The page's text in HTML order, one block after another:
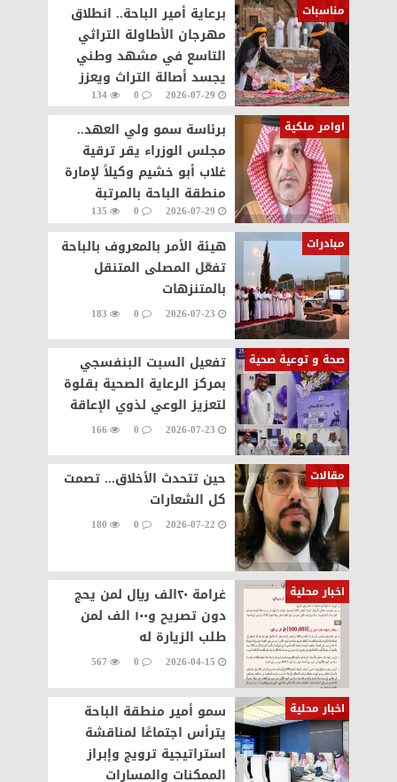
مناسبات
برعاية أمير الباحة.. انطلاق
مهرجان الأطاولة التراثي
التاسع في مشهد وطني
يجسد أصالة التراث ويعزز
الحراك السياحي
2026-07-29
0
134
اوامر ملكية
برئاسة سمو ولي العهد..
مجلس الوزراء يقر ترقية
غلاب أبو خشيم وكيلاً لإمارة
منطقة الباحة بالمرتبة
الرابعة عشرة
2026-07-29
0
135
مبادرات
هيئة الأمر بالمعروف بالباحة
تفعّل المصلى المتنقل
بالمتنزهات
2026-07-23
0
183
صحة و توعية صحية
تفعيل السبت البنفسجي
بمركز الرعاية الصحية بقلوة
لتعزيز الوعي لذوي الإعاقة
2026-07-23
0
166
مقالات
حين تتحدث الأخلاق... تصمت
كل الشعارات
2026-07-22
0
180
اخبار محلية
غرامة ٢٠الف ريال لمن يحج
دون تصريح و١٠٠ الف لمن
طلب الزيارة له
2026-04-15
0
567
اخبار محلية
سمو أمير منطقة الباحة
يترأس اجتماعًا لمناقشة
استراتيجية ترويج وإبراز
الممكنات والمسارات